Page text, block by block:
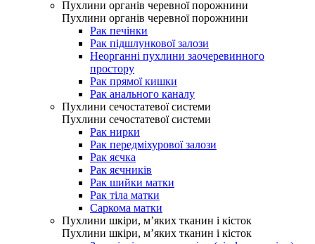
Пухлини органів черевної порожнини
Пухлини органів черевної порожнини
Рак печінки
Рак підшлункової залози
Неорганні пухлини заочеревинного
простору
Рак прямої кишки
Рак анального каналу
Пухлини сечостатевої системи
Пухлини сечостатевої системи
Рак нирки
Рак передміхурової залози
Рак яєчка
Рак яєчників
Рак шийки матки
Рак тіла матки
Саркома матки
Пухлини шкіри, м’яких тканин і кісток
Пухлини шкіри, м’яких тканин і кісток